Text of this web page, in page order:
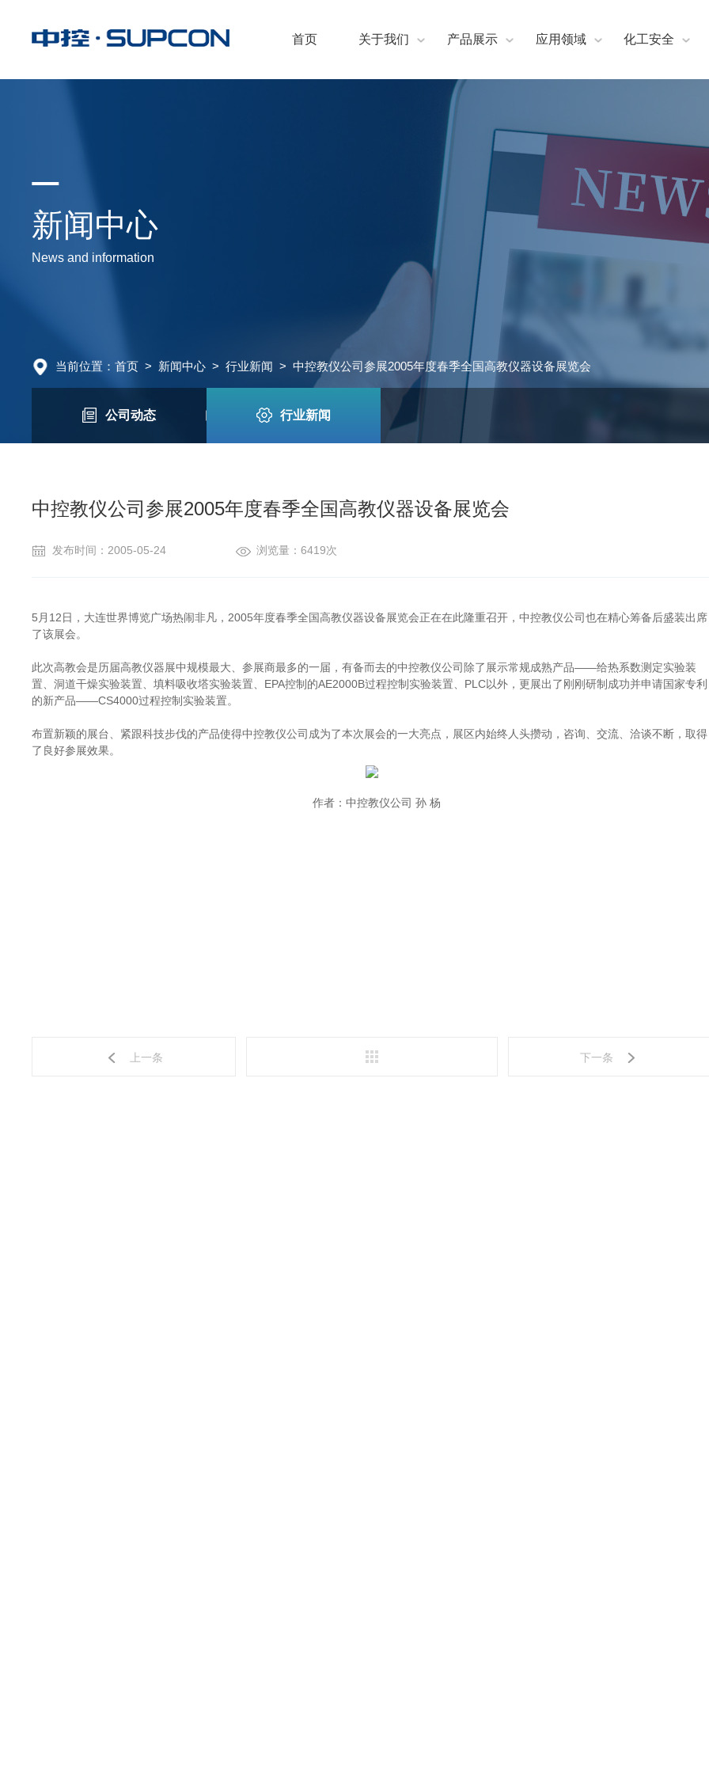
首页 关于我们 产品展示 应用领域 化工安全
新闻中心
News and information
当前位置：首页 > 新闻中心 >行业新闻 >中控教仪公司参展2005年度春季全国高教仪器设备展览会
公司动态 行业新闻
中控教仪公司参展2005年度春季全国高教仪器设备展览会
发布时间：2005-05-24 浏览量：6419次
5月12日，大连世界博览广场热闹非凡，2005年度春季全国高教仪器设备展览会正在在此隆重召开，中控教仪公司也在精心筹备后盛装出席
了该展会。
此次高教会是历届高教仪器展中规模最大、参展商最多的一届，有备而去的中控教仪公司除了展示常规成熟产品――给热系数测定实验装
置、洞道干燥实验装置、填料吸收塔实验装置、EPA控制的AE2000B过程控制实验装置、PLC以外，更展出了刚刚研制成功并申请国家专利
的新产品――CS4000过程控制实验装置。
布置新颖的展台、紧跟科技步伐的产品使得中控教仪公司成为了本次展会的一大亮点，展区内始终人头攒动，咨询、交流、洽谈不断，取得
了良好参展效果。
作者：中控教仪公司 孙 杨
上一条 下一条